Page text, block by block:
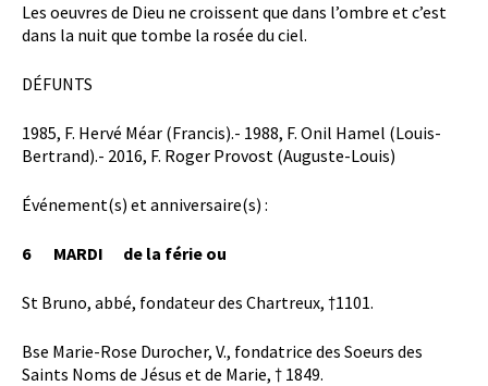
Les oeuvres de Dieu ne croissent que dans l’ombre et c’est
dans la nuit que tombe la rosée du ciel.
DÉFUNTS
1985, F. Hervé Méar (Francis).- 1988, F. Onil Hamel (Louis-
Bertrand).- 2016, F. Roger Provost (Auguste-Louis)
Événement(s) et anniversaire(s) :
6 MARDI de la férie ou
St Bruno, abbé, fondateur des Chartreux, †1101.
Bse Marie-Rose Durocher, V., fondatrice des Soeurs des
Saints Noms de Jésus et de Marie, † 1849.